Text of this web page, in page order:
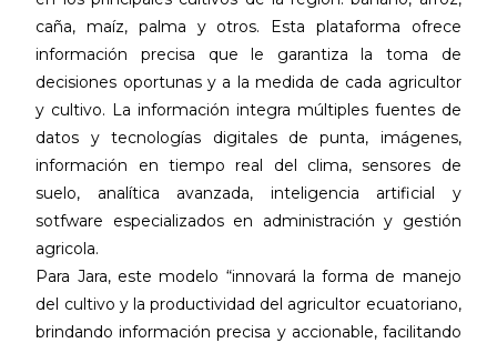
caña, maíz, palma y otros. Esta plataforma ofrece
información precisa que le garantiza la toma de
decisiones oportunas y a la medida de cada agricultor
y cultivo. La información integra múltiples fuentes de
datos y tecnologías digitales de punta, imágenes,
información en tiempo real del clima, sensores de
suelo, analítica avanzada, inteligencia artificial y
sotfware especializados en administración y gestión
agricola.
Para Jara, este modelo “innovará la forma de manejo
del cultivo y la productividad del agricultor ecuatoriano,
brindando información precisa y accionable, facilitando